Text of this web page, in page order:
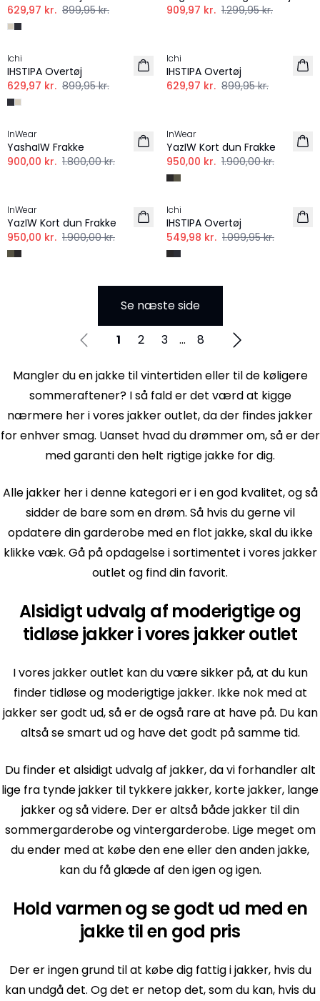
629,97 kr. 899,95 kr.
909,97 kr. 1.299,95 kr.
-30%
Ichi
IHSTIPA Overtøj
629,97 kr. 899,95 kr.
Ichi
IHSTIPA Overtøj
629,97 kr. 899,95 kr.
-50%
InWear
YashaIW Frakke
900,00 kr. 1.800,00 kr.
InWear
YazIW Kort dun Frakke
950,00 kr. 1.900,00 kr.
InWear
YazIW Kort dun Frakke
950,00 kr. 1.900,00 kr.
-50%
Ichi
IHSTIPA Overtøj
549,98 kr. 1.099,95 kr.
Se næste side
1 2 3 ... 8
Mangler du en jakke til vintertiden eller til de køligere
sommeraftener? I så fald er det værd at kigge
nærmere her i vores jakker outlet, da der findes jakker
for enhver smag. Uanset hvad du drømmer om, så er der
med garanti den helt rigtige jakke for dig.
Alle jakker her i denne kategori er i en god kvalitet, og så
sidder de bare som en drøm. Så hvis du gerne vil
opdatere din garderobe med en flot jakke, skal du ikke
klikke væk. Gå på opdagelse i sortimentet i vores jakker
outlet og find din favorit.
Alsidigt udvalg af moderigtige og
tidløse jakker i vores jakker outlet
I vores jakker outlet kan du være sikker på, at du kun
finder tidløse og moderigtige jakker. Ikke nok med at
jakker ser godt ud, så er de også rare at have på. Du kan
altså se smart ud og have det godt på samme tid.
Du finder et alsidigt udvalg af jakker, da vi forhandler alt
lige fra tynde jakker til tykkere jakker, korte jakker, lange
jakker og så videre. Der er altså både jakker til din
sommergarderobe og vintergarderobe. Lige meget om
du ender med at købe den ene eller den anden jakke,
kan du få glæde af den igen og igen.
Hold varmen og se godt ud med en
jakke til en god pris
Der er ingen grund til at købe dig fattig i jakker, hvis du
kan undgå det. Og det er netop det, som du kan, hvis du